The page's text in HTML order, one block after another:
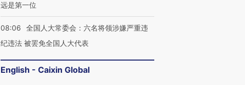
远是第一位
08:06
全国人大常委会：六名将领涉嫌严重违
纪违法 被罢免全国人大代表
English - Caixin Global